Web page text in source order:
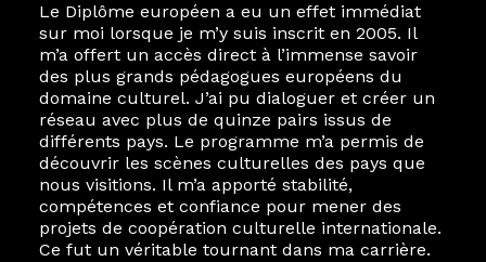
Le Diplôme européen a eu un effet immédiat
sur moi lorsque je m’y suis inscrit en 2005. Il
m’a offert un accès direct à l’immense savoir
des plus grands pédagogues européens du
domaine culturel. J’ai pu dialoguer et créer un
réseau avec plus de quinze pairs issus de
différents pays. Le programme m’a permis de
découvrir les scènes culturelles des pays que
nous visitions. Il m’a apporté stabilité,
compétences et confiance pour mener des
projets de coopération culturelle internationale.
Ce fut un véritable tournant dans ma carrière.